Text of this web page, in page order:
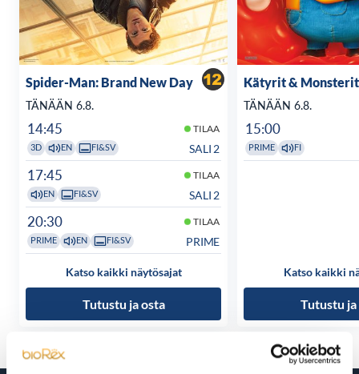
Spider-Man: Brand New Day
TÄNÄÄN 6.8.
14:45 TILAA
3D EN FI&SV SALI 2
17:45 TILAA
EN FI&SV SALI 2
20:30 TILAA
PRIME EN FI&SV PRIME
Katso kaikki näytösajat
Tutustu ja osta
Kätyrit & Monsterit
TÄNÄÄN 6.8.
15:00
PRIME FI
Katso kaikki
Tutustu ja